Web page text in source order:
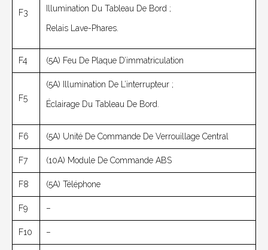
F3 Illumination Du Tableau De Bord ;
Relais Lave-Phares.
F4 (5A) Feu De Plaque D’immatriculation
F5
(5A) Illumination De L’interrupteur ;
Éclairage Du Tableau De Bord.
F6 (5A) Unité De Commande De Verrouillage Central
F7 (10A) Module De Commande ABS
F8 (5A) Téléphone
F9 –
F10 –